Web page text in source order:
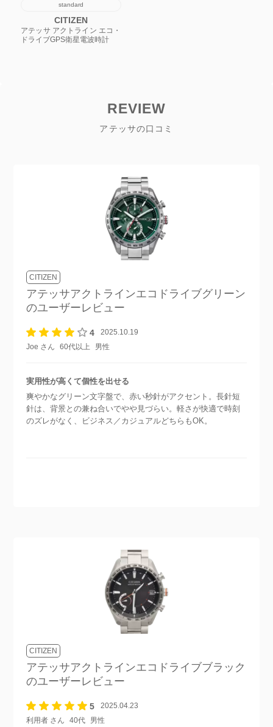
standard
CITIZEN
アテッサ アクトライン エコ・
ドライブGPS衛星電波時計
REVIEW
アテッサの口コミ
CITIZEN
アテッサアクトラインエコドライブグリーン
のユーザーレビュー
4
2025.10.19
Joe さん
60代以上 男性
実用性が高くて個性を出せる
爽やかなグリーン文字盤で、赤い秒針がアクセント。長針短
針は、背景との兼ね合いでやや見づらい。軽さが快適で時刻
のズレがなく、ビジネス／カジュアルどちらもOK。
CITIZEN
アテッサアクトラインエコドライブブラック
のユーザーレビュー
5
2025.04.23
利用者 さん
40代 男性